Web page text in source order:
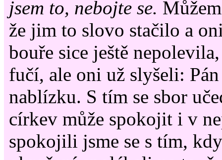
jsem to, nebojte se.
že jim to slovo stačilo a
bouře sice ještě
fučí, ale oni už slyšeli:
nablízku. S tím se sbor
církev může spokojit i v
spokojili jsme se s tím,